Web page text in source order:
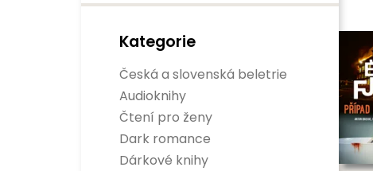
Kategorie
Česká a slovenská beletrie
Audioknihy
Čtení pro ženy
Dark romance
Dárkové knihy